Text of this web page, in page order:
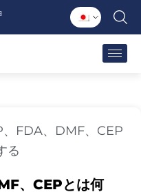
FDA、DMF、CEP
る
、CEPとは何